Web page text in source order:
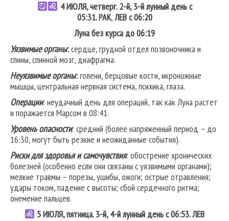
4 ИЮЛЯ, четверг. 2-й, 3-й лунный день с
05:31.РАК,ЛЕВс 06:20
Луна без курса до 06:19
Уязвимые органы:сердце, грудной отдел позвоночника и
спины, спинной мозг, диафрагма.
Неуязвимые органы:голени, берцовые кости, икроножные
мышцы, центральная нервная система, психика, глаза.
Операции: неудачный день для операций, так как Луна растет
и поражается Марсом в 08:41.
Уровень опасности: средний (более напряженный период – до
16:30, могут быть резкие и неожиданные события).
Риски для здоровья и самочувствия: обострение хронических
болезней (особенно если они связаны с уязвимыми органами);
мелкие травмы – порезы, ушибы, ожоги; острые отравления;
удары током, падение с высоты; сбой сердечного ритма;
онемение пальцев.
5 ИЮЛЯ, пятница. 3-й, 4-й лунный день с 06:53.ЛЕВ